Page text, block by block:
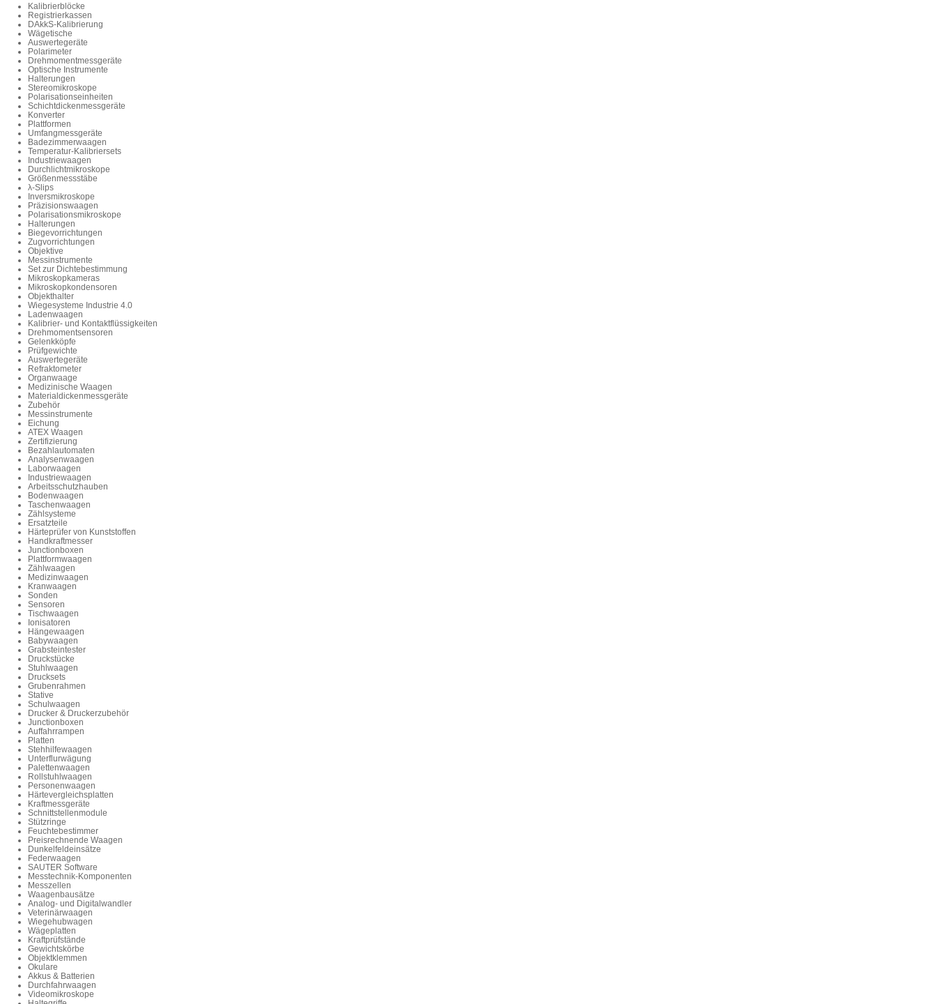
Kalibrierblöcke
Registrierkassen
DAkkS-Kalibrierung
Wägetische
Auswertegeräte
Polarimeter
Drehmomentmessgeräte
Optische Instrumente
Halterungen
Stereomikroskope
Polarisationseinheiten
Schichtdickenmessgeräte
Konverter
Plattformen
Umfangmessgeräte
Badezimmerwaagen
Temperatur-Kalibriersets
Industriewaagen
Durchlichtmikroskope
Größenmessstäbe
λ-Slips
Inversmikroskope
Präzisionswaagen
Polarisationsmikroskope
Halterungen
Biegevorrichtungen
Zugvorrichtungen
Objektive
Messinstrumente
Set zur Dichtebestimmung
Mikroskopkameras
Mikroskopkondensoren
Objekthalter
Wiegesysteme Industrie 4.0
Ladenwaagen
Kalibrier- und Kontaktflüssigkeiten
Drehmomentsensoren
Gelenkköpfe
Prüfgewichte
Auswertegeräte
Refraktometer
Organwaage
Medizinische Waagen
Materialdickenmessgeräte
Zubehör
Messinstrumente
Eichung
ATEX Waagen
Zertifizierung
Bezahlautomaten
Analysenwaagen
Laborwaagen
Industriewaagen
Arbeitsschutzhauben
Bodenwaagen
Taschenwaagen
Zählsysteme
Ersatzteile
Härteprüfer von Kunststoffen
Handkraftmesser
Junctionboxen
Plattformwaagen
Zählwaagen
Medizinwaagen
Kranwaagen
Sonden
Sensoren
Tischwaagen
Ionisatoren
Hängewaagen
Babywaagen
Grabsteintester
Druckstücke
Stuhlwaagen
Drucksets
Grubenrahmen
Stative
Schulwaagen
Drucker & Druckerzubehör
Junctionboxen
Auffahrrampen
Platten
Stehhilfewaagen
Unterflurwägung
Palettenwaagen
Rollstuhlwaagen
Personenwaagen
Härtevergleichsplatten
Kraftmessgeräte
Schnittstellenmodule
Stützringe
Feuchtebestimmer
Preisrechnende Waagen
Dunkelfeldeinsätze
Federwaagen
SAUTER Software
Messtechnik-Komponenten
Messzellen
Waagenbausätze
Analog- und Digitalwandler
Veterinärwaagen
Wiegehubwagen
Wägeplatten
Kraftprüfstände
Gewichtskörbe
Objektklemmen
Okulare
Akkus & Batterien
Durchfahrwaagen
Videomikroskope